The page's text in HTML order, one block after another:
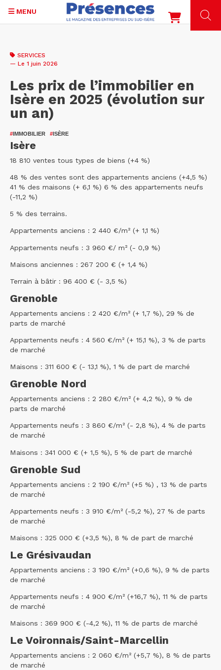
contenu
MENU
SERVICES
— Le 1 juin 2026
Les prix de l’immobilier en
Isère en 2025 (évolution sur
un an)
#IMMOBILIER #ISÈRE
Isère
18 810 ventes tous types de biens (+4 %)
48 % des ventes sont des appartements anciens (+4,5 %)
41 % des maisons (+ 6,1 %) 6 % des appartements neufs
(-11,2 %)
5 % des terrains.
Appartements anciens : 2 440 €/m² (+ 1,1 %)
Appartements neufs : 3 960 €/ m² (- 0,9 %)
Maisons anciennes : 267 200 € (+ 1,4 %)
Terrain à bâtir : 96 400 € (- 3,5 %)
Grenoble
Appartements anciens : 2 420 €/m² (+ 1,7 %), 29 % de
parts de marché
Appartements neufs : 4 560 €/m² (+ 15,1 %), 3 % de parts
de marché
Maisons : 311 600 € (- 13,1 %), 1 % de part de marché
Grenoble Nord
Appartements anciens : 2 280 €/m² (+ 4,2 %), 9 % de
parts de marché
Appartements neufs : 3 860 €/m² (- 2,8 %), 4 % de parts
de marché
Maisons : 341 000 € (+ 1,5 %), 5 % de part de marché
Grenoble Sud
Appartements anciens : 2 190 €/m² (+5 %) , 13 % de parts
de marché
Appartements neufs : 3 910 €/m² (-5,2 %), 27 % de parts
de marché
Maisons : 325 000 € (+3,5 %), 8 % de part de marché
Le Grésivaudan
Appartements anciens : 3 190 €/m² (+0,6 %), 9 % de parts
de marché
Appartements neufs : 4 900 €/m² (+16,7 %), 11 % de parts
de marché
Maisons : 369 900 € (-4,2 %), 11 % de parts de marché
Le Voironnais/Saint-Marcellin
Appartements anciens : 2 060 €/m² (+5,7 %), 8 % de parts
de marché